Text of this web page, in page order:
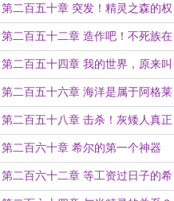
的精灵之森
第二百五十章 突发！精灵之森的权
力更迭
第二百五十二章 造作吧！不死族在
看着哪！
第二百五十四章 我的世界，原来叫
特拉希尔
第二百五十六章 海洋是属于阿格莱
亚的！
第二百五十八章 击杀！灰矮人真正
的主子
第二百六十章 希尔的第一个神器
第二百六十二章 等工资过日子的希